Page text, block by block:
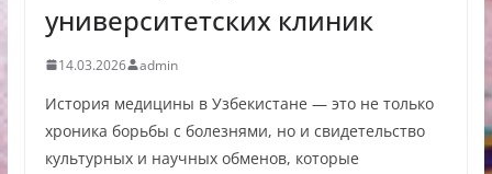
университетских клиник
14.03.2026 admin
История медицины в Узбекистане — это не только
хроника борьбы с болезнями, но и свидетельство
культурных и научных обменов, которые